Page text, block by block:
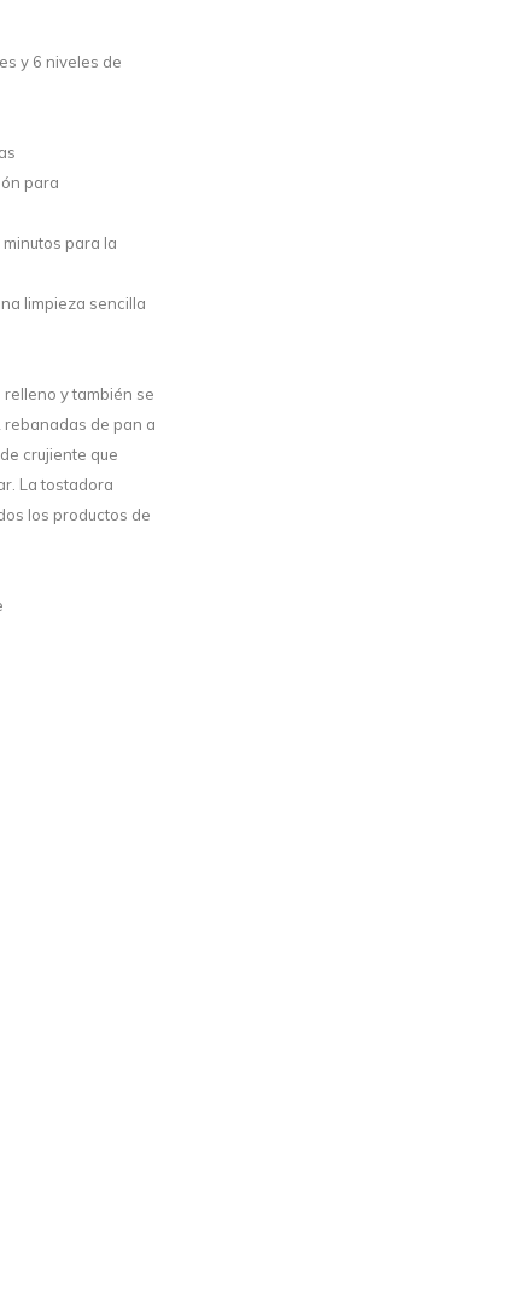
y 6 niveles de
para
para la
limpieza sencilla
y también se
rebanadas de pan a
crujiente que
La tostadora
los productos de